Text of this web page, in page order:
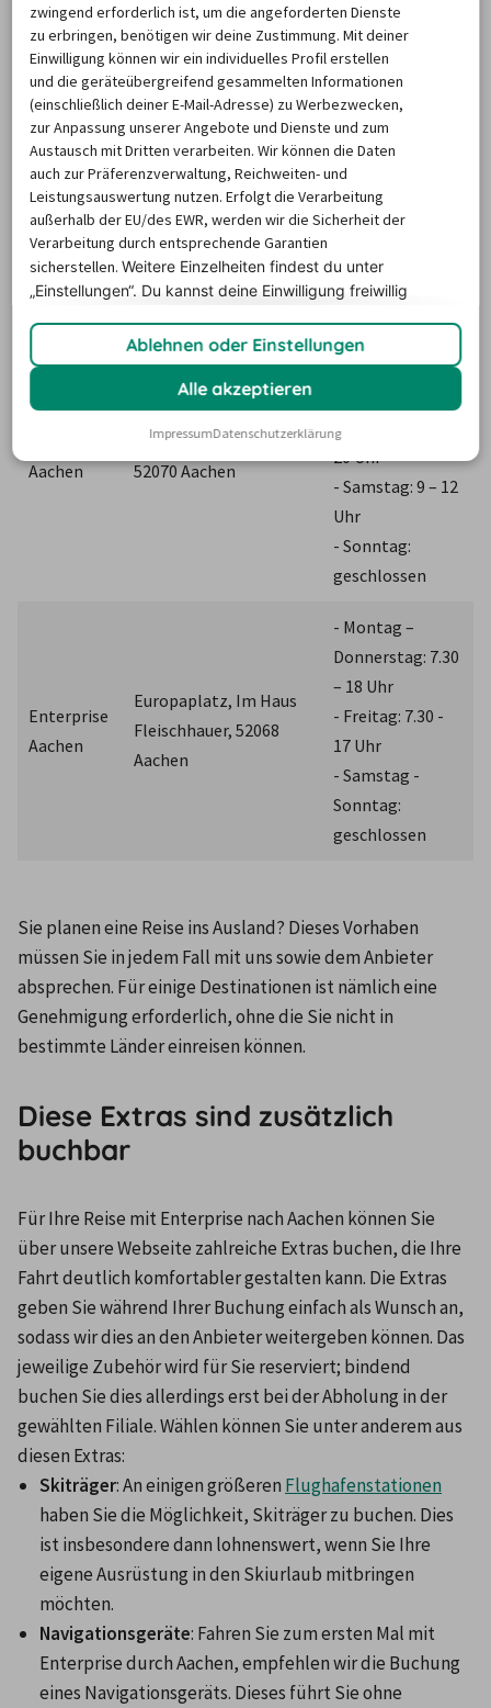
bisher über 100 Mietstationen eröffnet. Ein Großteil
dieser Filialen wurde an Bahnhöfen sowie in den
Innenstädten errichtet. Dabei befinden sich ebenfalls
Stationen von Enterprise in Aachen. Die Autovermietung
hat hier bisher zwei Filialen eröffnet. Beide Mietstationen
wurden nahe des Zentrums platziert. In der
nachstehenden Tabelle finden Sie die Adressen sowie die
Öffnungszeiten der Filialen:
Station Adresse Öffnungszeiten
Aachen
Jülicher Straße 258,
52070 Aachen
- Montag –
Donnerstag: 7.30
- Freitag: 7.30 -
20 Uhr
- Samstag: 9 – 12
Uhr
- Sonntag:
geschlossen
Enterprise
Aachen
Europaplatz, Im Haus
Fleischhauer, 52068
Aachen
- Montag –
Donnerstag: 7.30
– 18 Uhr
- Freitag: 7.30 -
17 Uhr
- Samstag -
Sonntag:
geschlossen
Sie planen eine Reise ins Ausland? Dieses Vorhaben
müssen Sie in jedem Fall mit uns sowie dem Anbieter
absprechen. Für einige Destinationen ist nämlich eine
Genehmigung erforderlich, ohne die Sie nicht in
bestimmte Länder einreisen können.
Diese Extras sind zusätzlich
buchbar
Für Ihre Reise mit Enterprise nach Aachen können Sie
über unsere Webseite zahlreiche Extras buchen, die Ihre
Fahrt deutlich komfortabler gestalten kann. Die Extras
geben Sie während Ihrer Buchung einfach als Wunsch an,
sodass wir dies an den Anbieter weitergeben können. Das
jeweilige Zubehör wird für Sie reserviert; bindend
buchen Sie dies allerdings erst bei der Abholung in der
gewählten Filiale. Wählen können Sie unter anderem aus
diesen Extras:
Skiträger: An einigen größeren Flughafenstationen
haben Sie die Möglichkeit, Skiträger zu buchen. Dies
ist insbesondere dann lohnenswert, wenn Sie Ihre
eigene Ausrüstung in den Skiurlaub mitbringen
möchten.
Navigationsgeräte: Fahren Sie zum ersten Mal mit
Enterprise durch Aachen, empfehlen wir die Buchung
eines Navigationsgeräts. Dieses führt Sie ohne
zwingend erforderlich ist, um die angeforderten Dienste
zu erbringen, benötigen wir deine Zustimmung. Mit deiner
Einwilligung können wir ein individuelles Profil erstellen
und die geräteübergreifend gesammelten Informationen
(einschließlich deiner E-Mail-Adresse) zu Werbezwecken,
zur Anpassung unserer Angebote und Dienste und zum
Austausch mit Dritten verarbeiten. Wir können die Daten
auch zur Präferenzverwaltung, Reichweiten- und
Leistungsauswertung nutzen. Erfolgt die Verarbeitung
außerhalb der EU/des EWR, werden wir die Sicherheit der
Verarbeitung durch entsprechende Garantien
sicherstellen.Weitere Einzelheiten findest du unter
„Einstellungen“. Du kannst deine Einwilligung freiwillig
Ablehnen oder Einstellungen
Alle akzeptieren
ImpressumDatenschutzerklärung